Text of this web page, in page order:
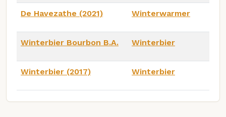
De Havezathe (2021) Winterwarmer
Winterbier Bourbon B.A. Winterbier
Winterbier (2017) Winterbier